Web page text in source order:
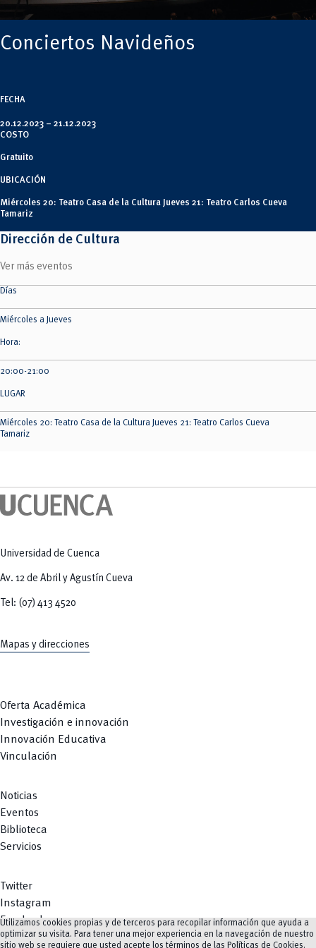
Posgrados
Salud
Sostenibilidad
Conciertos Navideños
FECHA
20.12.2023 – 21.12.2023
COSTO
Gratuito
UBICACIÓN
Miércoles 20: Teatro Casa de la Cultura Jueves 21: Teatro Carlos Cueva
Tamariz
Dirección de Cultura
Ver más eventos
Días
Miércoles a Jueves
Hora:
20:00-21:00
LUGAR
Miércoles 20: Teatro Casa de la Cultura Jueves 21: Teatro Carlos Cueva
Tamariz
Universidad de Cuenca
Av. 12 de Abril y Agustín Cueva
Tel: (07) 413 4520
Mapas y direcciones
Oferta Académica
Investigación e innovación
Innovación Educativa
Vinculación
Noticias
Eventos
Biblioteca
Servicios
Twitter
Instagram
Facebook
Youtube
Utilizamos cookies propias y de terceros para recopilar información que ayuda a
optimizar su visita. Para tener una mejor experiencia en la navegación de nuestro
sitio web se requiere que usted acepte los términos de las Políticas de Cookies.